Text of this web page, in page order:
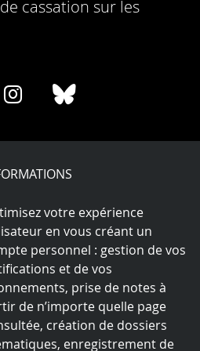
cassation sur les
Share
Instagram
Share
Bluesky
votre expérience
en vous créant un
personnel : gestion de vos
et de vos
prise de notes à
de n’importe quelle page
création de dossiers
enregistrement de